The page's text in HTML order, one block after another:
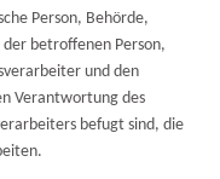
Person, Behörde,
betroffenen Person,
und den
Verantwortung des
befugt sind, die